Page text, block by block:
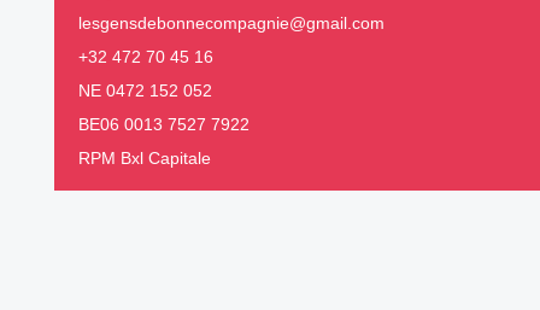
lesgensdebonnecompagnie@gmail.com
+32 472 70 45 16
NE 0472 152 052
BE06 0013 7527 7922
RPM Bxl Capitale